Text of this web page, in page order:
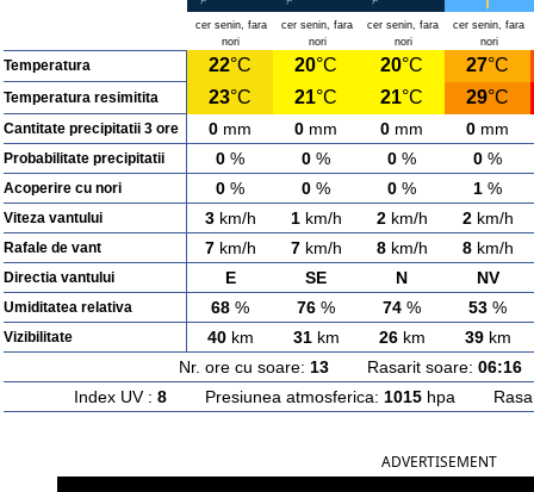
cer senin, fara
nori
cer senin, fara
nori
cer senin, fara
nori
cer senin, fara
nori
Temperatura 22°C 20°C 20°C 27°C
Temperatura resimitita 23°C 21°C 21°C 29°C
Cantitate precipitatii 3 ore 0 mm 0 mm 0 mm 0 mm
Probabilitate precipitatii 0 % 0 % 0 % 0 %
Acoperire cu nori 0 % 0 % 0 % 1 %
Viteza vantului 3km/h 1km/h 2km/h 2km/h
Rafale de vant 7km/h 7km/h 8km/h 8km/h
Directia vantului E SE N NV
Umiditatea relativa 68 % 76 % 74 % 53 %
Vizibilitate 40km 31km 26km 39km
Nr. ore cu soare: 13Rasarit soare: 06:16
Index UV : 8 Presiunea atmosferica: 1015 hpa
ADVERTISEMENT